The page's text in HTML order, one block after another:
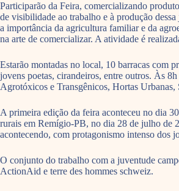
Participarão da Feira, comercializando
de visibilidade ao trabalho e à produção
a importância da agricultura familiar e da
na arte de comercializar. A atividade é
Estarão montadas no local, 10 barracas com
jovens poetas, cirandeiros, entre outros. Às
Agrotóxicos e Transgênicos, Hortas
A primeira edição da feira aconteceu no dia
rurais em Remígio-PB, no dia 28 de julho de
acontecendo, com protagonismo intenso dos
O conjunto do trabalho com a juventude
ActionAid e terre des hommes schweiz.